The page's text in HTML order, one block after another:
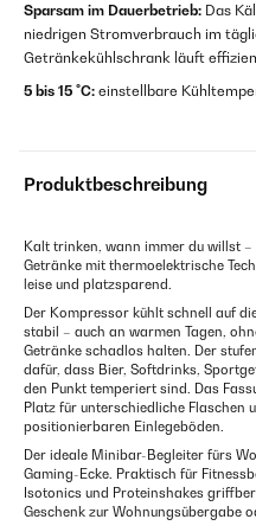
Sparsam im Dauerbetrieb: Das
niedrigen Stromverbrauch im
Getränkekühlschrank läuft
5 bis 15 °C: einstellbare
Produktbeschreibung
Kalt trinken, wann immer du willst –
Getränke mit thermoelektrische
leise und platzsparend.
Der Kompressor kühlt schnell auf
stabil – auch an warmen Tagen,
Getränke schadlos halten. Der
dafür, dass Bier, Softdrinks,
den Punkt temperiert sind. Das
Platz für unterschiedliche Flaschen
positionierbaren Einlegeböden.
Der ideale Minibar-Begleiter fürs
Gaming-Ecke. Praktisch für
Isotonics und Proteinshakes
Geschenk zur Wohnungsübergabe